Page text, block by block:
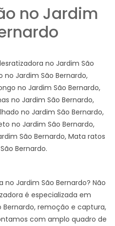
no Jardim
no Jardim São
no Jardim São Bernardo,
no Jardim São Bernardo,
no Jardim São Bernardo,
no Jardim São Bernardo,
no Jardim São Bernardo,
São Bernardo, Mata ratos
Bernardo.
no Jardim São Bernardo? Não
é especializada em
Bernardo, remoção e captura,
com amplo quadro de